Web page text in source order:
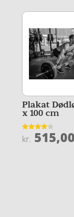
Plakat
x 100 cm
Vurderet
4.2
kr. 515,00